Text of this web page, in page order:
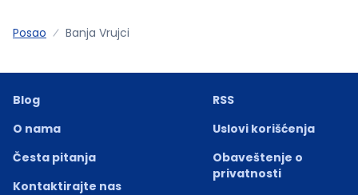
Posao Banja Vrujci
Blog
O nama
Česta pitanja
Kontaktirajte nas
RSS
Uslovi korišćenja
Obaveštenje o
privatnosti